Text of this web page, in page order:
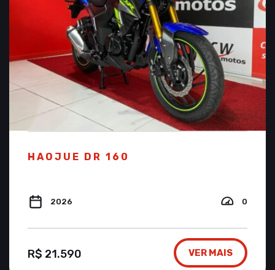
HAOJUE DR 160
2026 0
R$ 21.590 VER MAIS